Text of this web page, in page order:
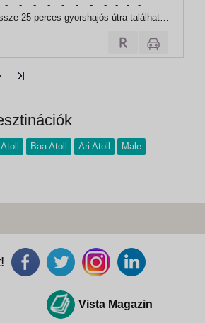
- - - - - - - - - - -
25 perces gyorshajós útra található
a csillogó, türkizkék Indiai-óceán
Puha fehér homok,...
Baa Atoll Ari Atoll Male
Vista Magazin